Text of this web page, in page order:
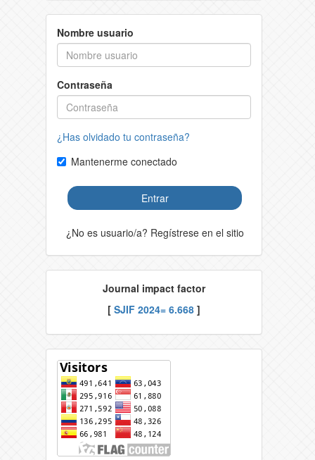
Nombre usuario
Contraseña
¿Has olvidado tu contraseña?
Mantenerme conectado
Entrar
¿No es usuario/a? Regístrese en el sitio
Journal impact factor
[ SJIF 2024= 6.668 ]